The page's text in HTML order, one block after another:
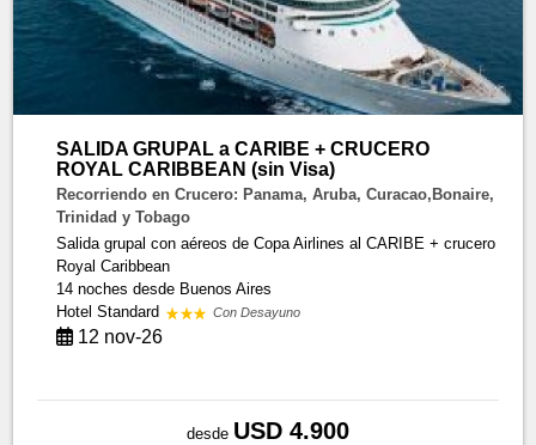
SALIDA GRUPAL a CARIBE + CRUCERO
ROYAL CARIBBEAN (sin Visa)
Recorriendo en Crucero: Panama, Aruba, Curacao,Bonaire,
Trinidad y Tobago
Salida grupal con aéreos de Copa Airlines al CARIBE + crucero
Royal Caribbean
14 nochesdesde Buenos Aires
Hotel Standard
Con Desayuno
12 nov-26
desde USD 4.900